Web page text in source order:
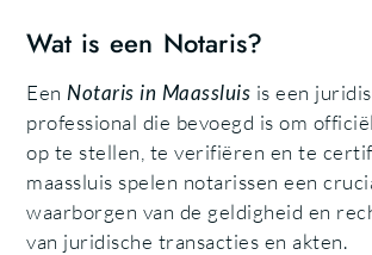
Wat is een Notaris?
Een Notaris in Maassluis is een
professional die bevoegd is om
op te stellen, te verifiëren en te
maassluis spelen notarissen een
waarborgen van de geldigheid en
van juridische transacties en akten.